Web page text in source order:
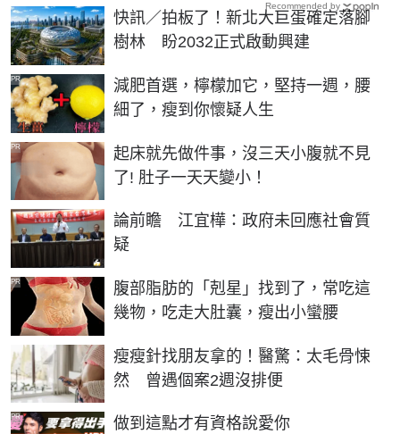
快訊／拍板了！新北大巨蛋確定落腳
樹林 盼2032正式啟動興建
減肥首選，檸檬加它，堅持一週，腰
細了，瘦到你懷疑人生
PR
起床就先做件事，沒三天小腹就不見
了! 肚子一天天變小！
PR
論前瞻 江宜樺：政府未回應社會質
疑
腹部脂肪的「剋星」找到了，常吃這
幾物，吃走大肚囊，瘦出小蠻腰
PR
瘦瘦針找朋友拿的！醫驚：太毛骨悚
然 曾遇個案2週沒排便
做到這點才有資格說愛你
PR
Recommended by